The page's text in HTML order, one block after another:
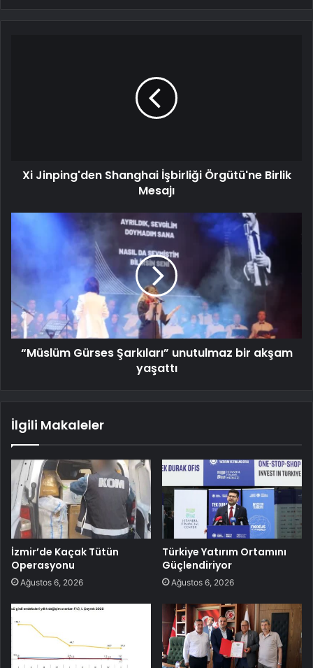
Xi Jinping'den Shanghai İşbirliği Örgütü'ne Birlik
Mesajı
“Müslüm Gürses Şarkıları” unutulmaz bir akşam
yaşattı
İlgili Makaleler
İzmir’de Kaçak Tütün
Operasyonu
Ağustos 6, 2026
Türkiye Yatırım Ortamını
Güçlendiriyor
Ağustos 6, 2026